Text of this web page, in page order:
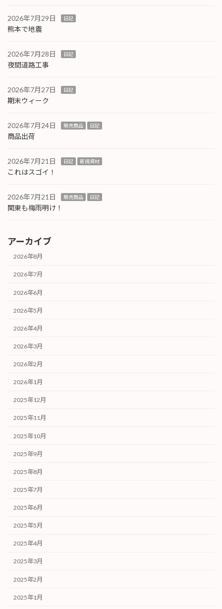
2026年7月29日 日記
熊本で地震
2026年7月28日 日記
夜間道路工事
2026年7月27日 日記
期末ウィーク
2026年7月24日 販売商品 日記
商品出荷
2026年7月21日 日記 新規資材
これはスゴイ！
2026年7月21日 販売商品 日記
関東も梅雨明け！
アーカイブ
2026年8月
2026年7月
2026年6月
2026年5月
2026年4月
2026年3月
2026年2月
2026年1月
2025年12月
2025年11月
2025年10月
2025年9月
2025年8月
2025年7月
2025年6月
2025年5月
2025年4月
2025年3月
2025年2月
2025年1月